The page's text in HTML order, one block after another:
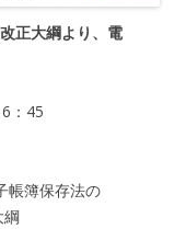
正大綱より、電
：45
帳簿保存法の
綱